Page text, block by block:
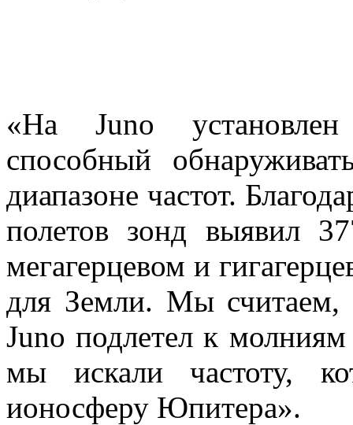
«На Juno установлен
способный
диапазоне частот.
полетов зонд выявил
мегагерцевом и
для Земли. Мы считаем,
Juno подлетел к
мы искали частоту,
ионосферу Юпитера».